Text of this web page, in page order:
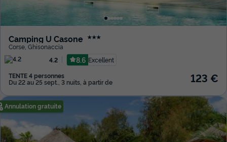
Camping U Casone ★★★
Corse Ghisonaccia
4.2
8.6 Excellent
TENTE 4 personnes
Du 22 au 25 sept., 3 nuits, à partir de 123 €
Annulation gratuite